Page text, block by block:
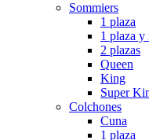
Sommiers
1 plaza
1 plaza y
2 plazas
Queen
King
Super
Colchones
Cuna
1 plaza